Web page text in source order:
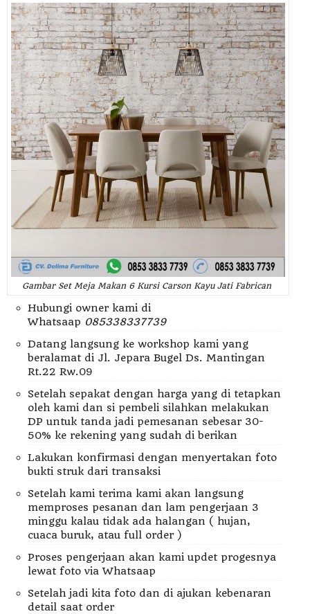
Gambar Set Meja Makan 6 Kursi Carson Kayu Jati Fabrican
Hubungi owner kami di
Whatsaap 085338337739
Datang langsung ke workshop kami yang
beralamat di Jl. Jepara Bugel Ds. Mantingan
Rt.22 Rw.09
Setelah sepakat dengan harga yang di tetapkan
oleh kami dan si pembeli silahkan melakukan
DP untuk tanda jadi pemesanan sebesar 30-
50% ke rekening yang sudah di berikan
Lakukan konfirmasi dengan menyertakan foto
bukti struk dari transaksi
Setelah kami terima kami akan langsung
memproses pesanan dan lam pengerjaan 3
minggu kalau tidak ada halangan ( hujan,
cuaca buruk, atau full order )
Proses pengerjaan akan kami updet progesnya
lewat foto via Whatsaap
Setelah jadi kita foto dan di ajukan kebenaran
detail saat order